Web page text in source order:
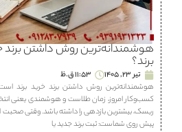
هوشمندانه‌ترین روش داشتن برند
برند؟
تیر 23, 1405
11:53 ق.ظ
هوشمندانه‌ترین روش داشتن برند خرید برند
کسب‌وکار امروز، زمان طلاست و هوشمندی یعنی
ریسک، بیشترین بازدهی را داشته باشد. وقتی صحبت
پیش روی شماست: ثبت برند جدید یا